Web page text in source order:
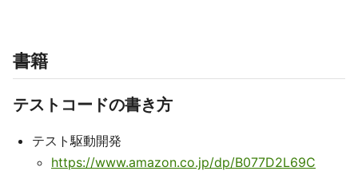
書籍
テストコードの書き方
テスト駆動開発
https://www.amazon.co.jp/dp/B077D2L69C